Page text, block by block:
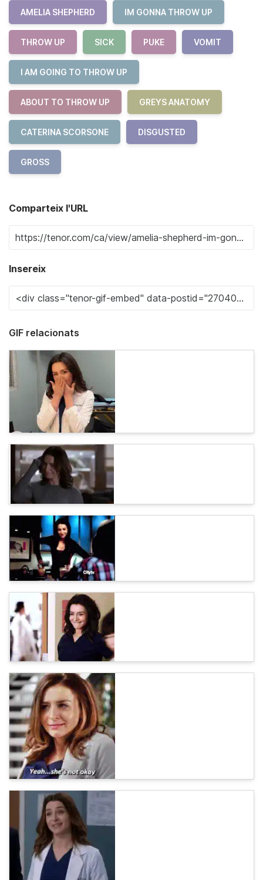
AMELIA SHEPHERD IM GONNA THROW UP
THROW UP SICK PUKE VOMIT
I AM GOING TO THROW UP
ABOUT TO THROW UP GREYS ANATOMY
CATERINA SCORSONE DISGUSTED
GROSS
Comparteix l'URL
Insereix
GIF relacionats